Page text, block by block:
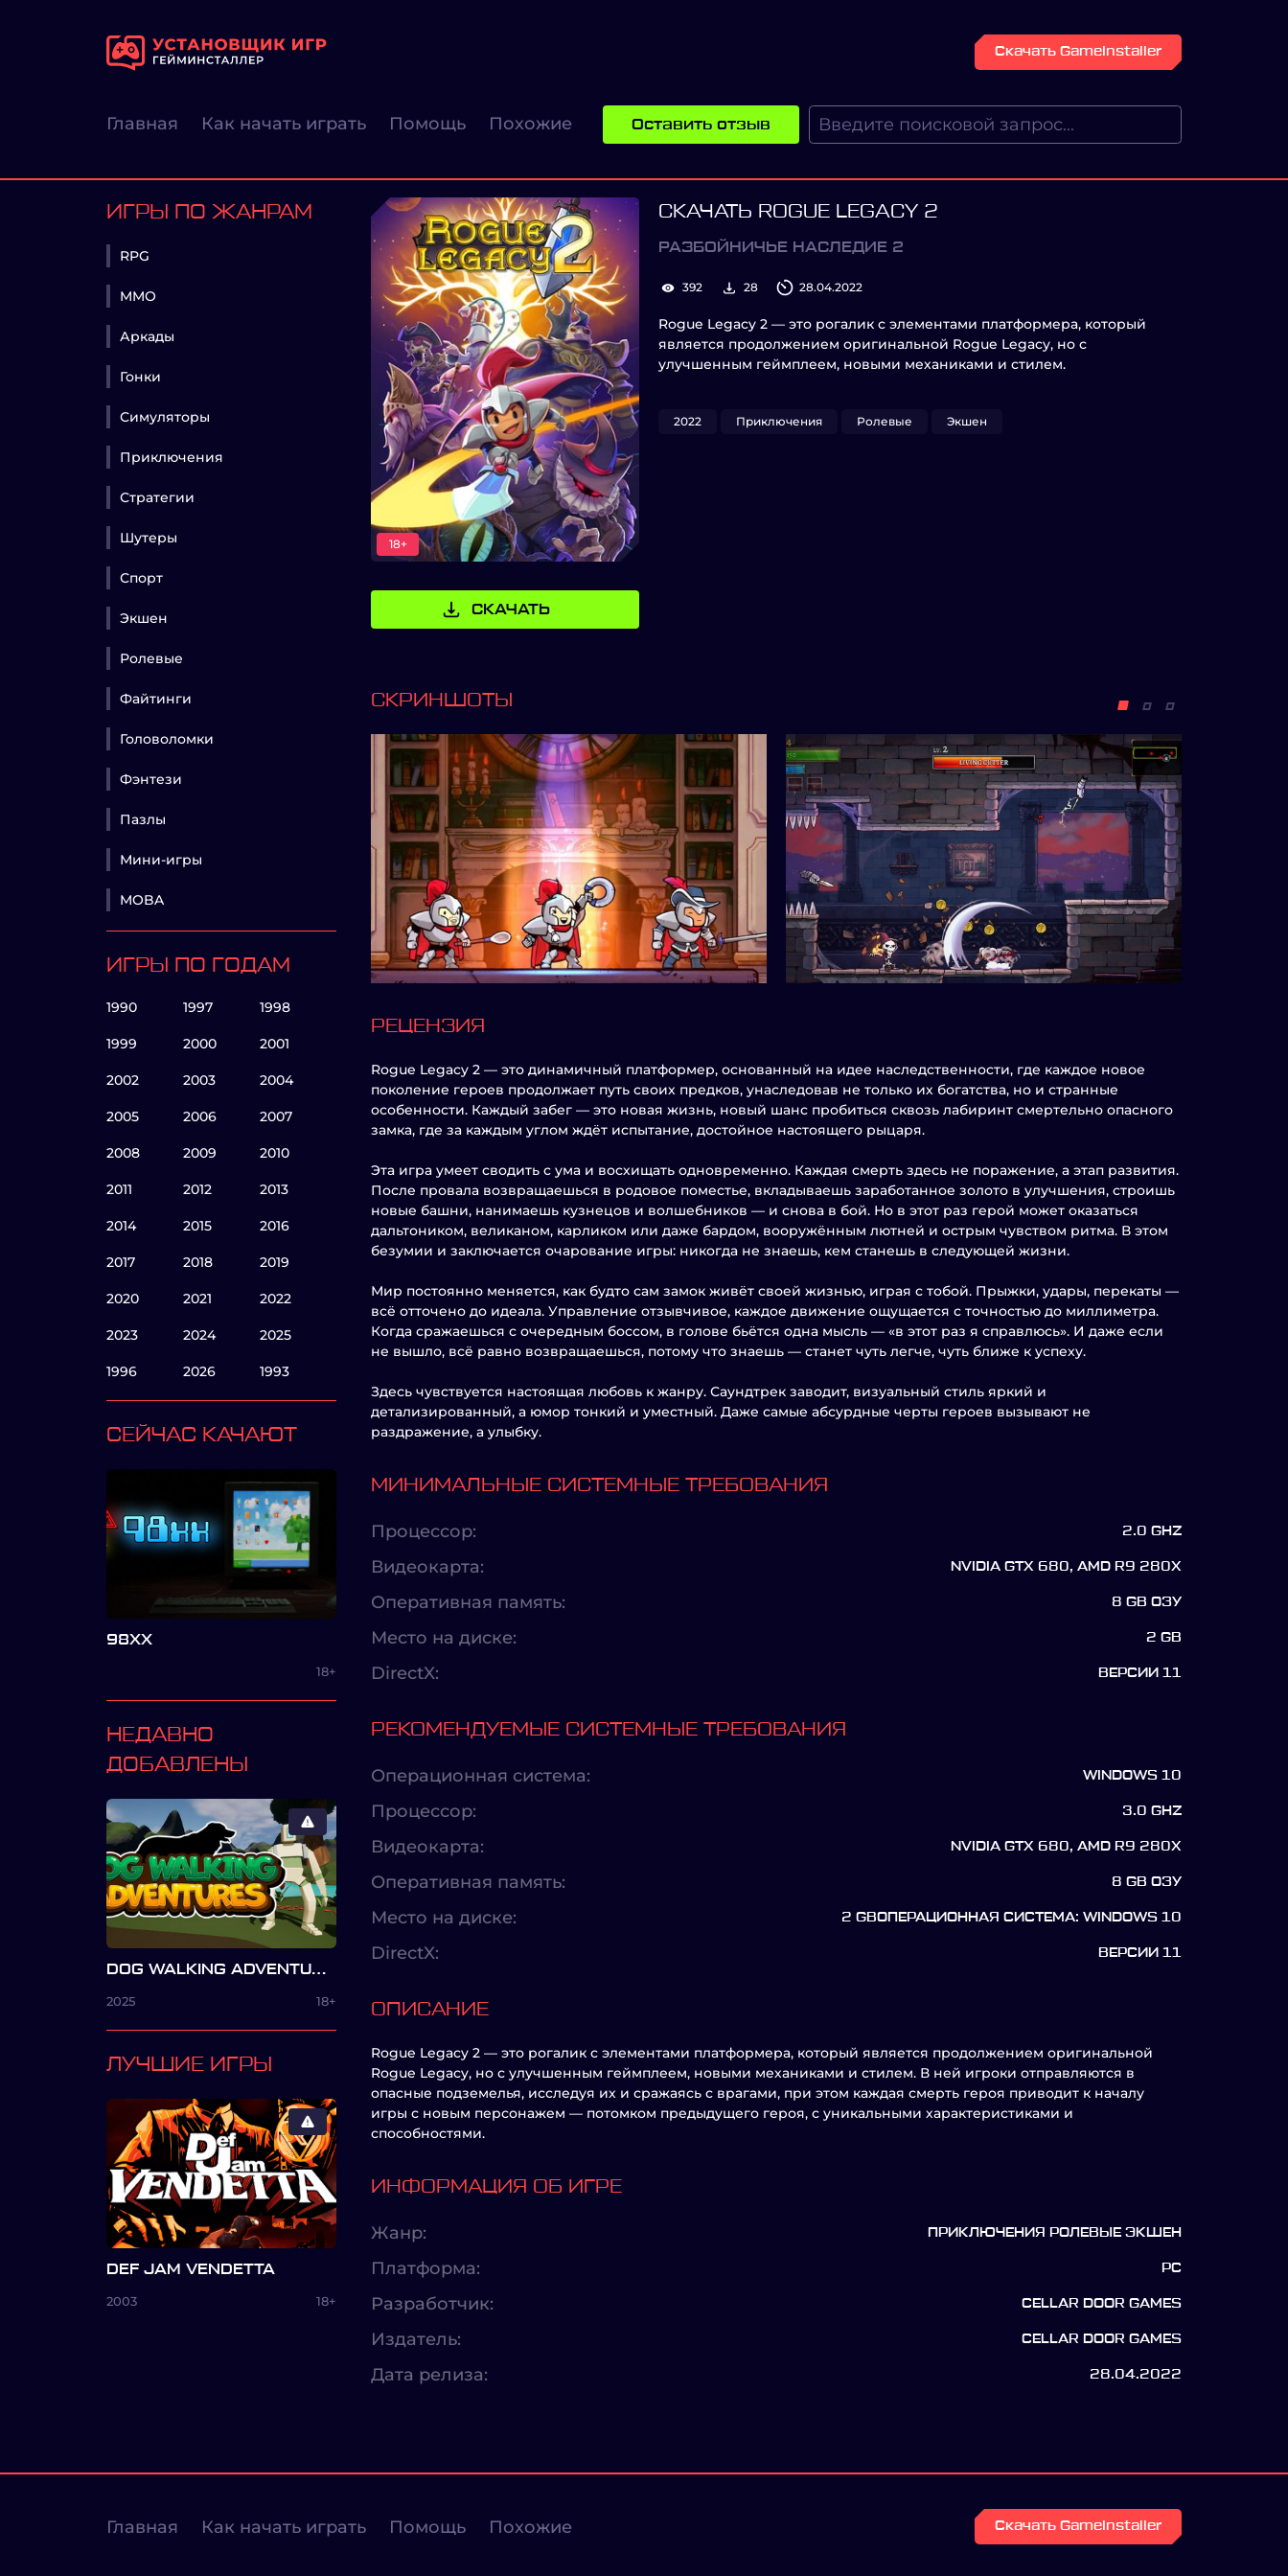
Скачать GameInstaller
Главная Как начать играть Помощь Похожие Оставить отзыв
ИГРЫ ПО ЖАНРАМ
RPG
MMO
Аркады
Гонки
Симуляторы
Приключения
Стратегии
Шутеры
Спорт
Экшен
Ролевые
Файтинги
Головоломки
Фэнтези
Пазлы
Мини-игры
MOBA
ИГРЫ ПО ГОДАМ
1990 1997 1998
1999 2000 2001
2002 2003 2004
2005 2006 2007
2008 2009 2010
2011 2012 2013
2014 2015 2016
2017 2018 2019
2020 2021 2022
2023 2024 2025
1996 2026 1993
СЕЙЧАС КАЧАЮТ
98XX
18+
НЕДАВНО
ДОБАВЛЕНЫ
DOG WALKING ADVENTURES
2025 18+
ЛУЧШИЕ ИГРЫ
DEF JAM VENDETTA
2003 18+
18+
СКАЧАТЬ
СКАЧАТЬ ROGUE LEGACY 2
РАЗБОЙНИЧЬЕ НАСЛЕДИЕ 2
392 28 28.04.2022
Rogue Legacy 2 — это рогалик с элементами платформера, который
является продолжением оригинальной Rogue Legacy, но с
улучшенным геймплеем, новыми механиками и стилем.
2022 Приключения Ролевые Экшен
СКРИНШОТЫ
РЕЦЕНЗИЯ
Rogue Legacy 2 — это динамичный платформер, основанный на идее наследственности, где каждое новое
поколение героев продолжает путь своих предков, унаследовав не только их богатства, но и странные
особенности. Каждый забег — это новая жизнь, новый шанс пробиться сквозь лабиринт смертельно опасного
замка, где за каждым углом ждёт испытание, достойное настоящего рыцаря.
Эта игра умеет сводить с ума и восхищать одновременно. Каждая смерть здесь не поражение, а этап развития.
После провала возвращаешься в родовое поместье, вкладываешь заработанное золото в улучшения, строишь
новые башни, нанимаешь кузнецов и волшебников — и снова в бой. Но в этот раз герой может оказаться
дальтоником, великаном, карликом или даже бардом, вооружённым лютней и острым чувством ритма. В этом
безумии и заключается очарование игры: никогда не знаешь, кем станешь в следующей жизни.
Мир постоянно меняется, как будто сам замок живёт своей жизнью, играя с тобой. Прыжки, удары, перекаты —
всё отточено до идеала. Управление отзывчивое, каждое движение ощущается с точностью до миллиметра.
Когда сражаешься с очередным боссом, в голове бьётся одна мысль — «в этот раз я справлюсь». И даже если
не вышло, всё равно возвращаешься, потому что знаешь — станет чуть легче, чуть ближе к успеху.
Здесь чувствуется настоящая любовь к жанру. Саундтрек заводит, визуальный стиль яркий и
детализированный, а юмор тонкий и уместный. Даже самые абсурдные черты героев вызывают не
раздражение, а улыбку.
МИНИМАЛЬНЫЕ СИСТЕМНЫЕ ТРЕБОВАНИЯ
Процессор: 2.0 GHZ
Видеокарта: NVIDIA GTX 680, AMD R9 280X
Оперативная память: 8 GB ОЗУ
Место на диске: 2 GB
DirectX: ВЕРСИИ 11
РЕКОМЕНДУЕМЫЕ СИСТЕМНЫЕ ТРЕБОВАНИЯ
Операционная система: WINDOWS 10
Процессор: 3.0 GHZ
Видеокарта: NVIDIA GTX 680, AMD R9 280X
Оперативная память: 8 GB ОЗУ
Место на диске: 2 GBОПЕРАЦИОННАЯ СИСТЕМА: WINDOWS 10
DirectX: ВЕРСИИ 11
ОПИСАНИЕ
Rogue Legacy 2 — это рогалик с элементами платформера, который является продолжением оригинальной
Rogue Legacy, но с улучшенным геймплеем, новыми механиками и стилем. В ней игроки отправляются в
опасные подземелья, исследуя их и сражаясь с врагами, при этом каждая смерть героя приводит к началу
игры с новым персонажем — потомком предыдущего героя, с уникальными характеристиками и
способностями.
ИНФОРМАЦИЯ ОБ ИГРЕ
Жанр: ПРИКЛЮЧЕНИЯ РОЛЕВЫЕ ЭКШЕН
Платформа: PC
Разработчик: CELLAR DOOR GAMES
Издатель: CELLAR DOOR GAMES
Дата релиза: 28.04.2022
Главная Как начать играть Помощь Похожие Скачать GameInstaller